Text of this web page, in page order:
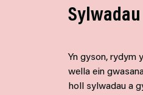
Sylwadau
Yn gyson, rydym
wella ein
holl sylwadau a